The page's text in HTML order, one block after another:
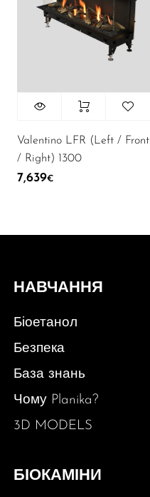
Valentino LFR (Left / Front
/ Right) 1300
7,639€
НАВЧАННЯ
Біоетанол
Безпека
База знань
Чому Planika?
3D MODELS
БІОКАМІНИ